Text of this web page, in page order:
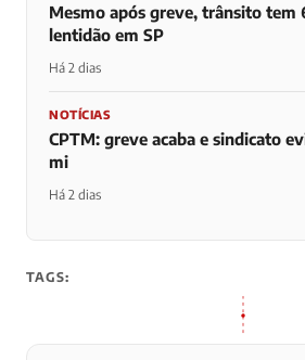
Mesmo após greve, trânsito tem
lentidão em SP
Há 2 dias
NOTÍCIAS
CPTM: greve acaba e sindicato
mi
Há 2 dias
TAGS: